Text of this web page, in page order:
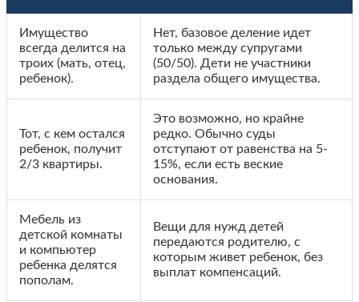
Имущество
всегда делится на
троих (мать, отец,
ребенок).
Нет, базовое деление идет
только между супругами
(50/50). Дети не участники
раздела общего имущества.
Тот, с кем остался
ребенок, получит
2/3 квартиры.
Это возможно, но крайне
редко. Обычно суды
отступают от равенства на 5-
15%, если есть веские
основания.
Мебель из
детской комнаты
и компьютер
ребенка делятся
пополам.
Вещи для нужд детей
передаются родителю, с
которым живет ребенок, без
выплат компенсаций.